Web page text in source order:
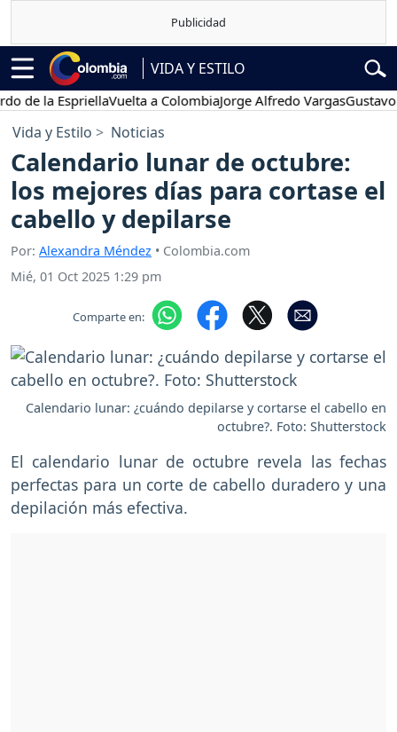
VIDA Y ESTILO
EspriellaVuelta a ColombiaJorge Alfredo VargasGustavo Petro
Vida y Estilo Noticias
Calendario lunar de octubre:
los mejores días para cortase el
cabello y depilarse
Por: Alexandra Méndez • Colombia.com
Mié, 01 Oct 2025 1:29 pm
Comparte en:
Calendario lunar: ¿cuándo depilarse y cortarse el cabello en
octubre?. Foto: Shutterstock
El calendario lunar de octubre revela las fechas
perfectas para un corte de cabello duradero y una
depilación más efectiva.